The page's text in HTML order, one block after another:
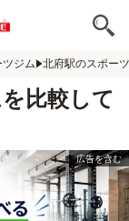
ジム 北府駅のスポー
比較して